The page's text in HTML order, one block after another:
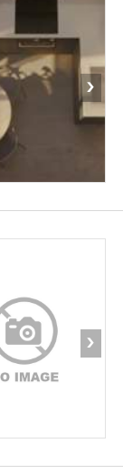
›
›